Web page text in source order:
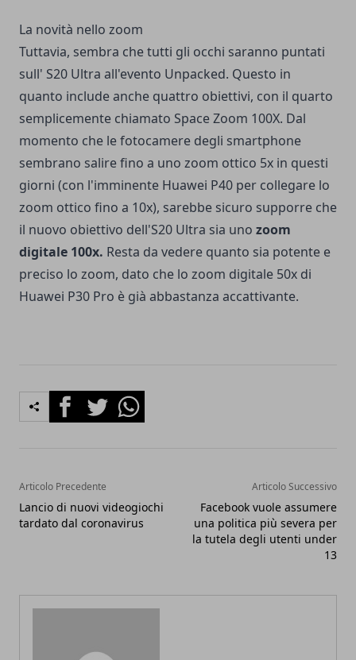
La novità nello zoom
Tuttavia, sembra che tutti gli occhi saranno puntati
sull' S20 Ultra all'evento Unpacked. Questo in
quanto include anche quattro obiettivi, con il quarto
semplicemente chiamato Space Zoom 100X. Dal
momento che le fotocamere degli smartphone
sembrano salire fino a uno zoom ottico 5x in questi
giorni (con l'imminente Huawei P40 per collegare lo
zoom ottico fino a 10x), sarebbe sicuro supporre che
il nuovo obiettivo dell'S20 Ultra sia uno zoom
digitale 100x. Resta da vedere quanto sia potente e
preciso lo zoom, dato che lo zoom digitale 50x di
Huawei P30 Pro è già abbastanza accattivante.
FacebookTwitterWhatsapp
Articolo Precedente
Lancio di nuovi videogiochi
tardato dal coronavirus
Articolo Successivo
Facebook vuole assumere
una politica più severa per
la tutela degli utenti under
13